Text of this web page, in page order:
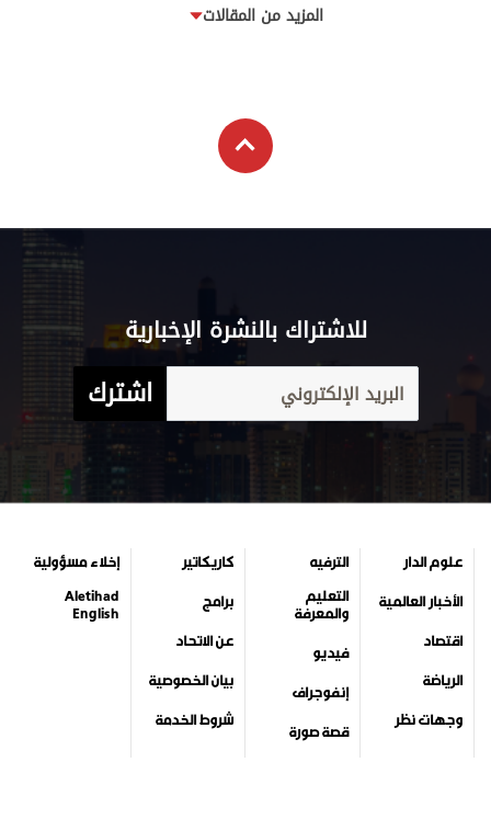
المزيد من المقالات
للاشتراك بالنشرة الإخبارية
اشترك
علوم الدار
الأخبار العالمية
اقتصاد
الرياضة
وجهات نظر
الترفيه
التعليم
والمعرفة
فيديو
إنفوجراف
قصة صورة
كاريكاتير
برامج
عن الاتحاد
بيان الخصوصية
شروط الخدمة
إخلاء مسؤولية
Aletihad
English